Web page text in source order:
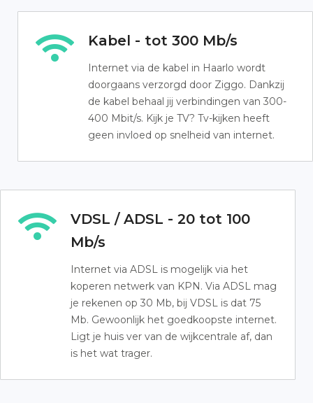
Kabel - tot 300 Mb/s
Internet via de kabel in Haarlo wordt
doorgaans verzorgd door Ziggo. Dankzij
de kabel behaal jij verbindingen van 300-
400 Mbit/s. Kijk je TV? Tv-kijken heeft
geen invloed op snelheid van internet.
VDSL / ADSL - 20 tot 100
Mb/s
Internet via ADSL is mogelijk via het
koperen netwerk van KPN. Via ADSL mag
je rekenen op 30 Mb, bij VDSL is dat 75
Mb. Gewoonlijk het goedkoopste internet.
Ligt je huis ver van de wijkcentrale af, dan
is het wat trager.